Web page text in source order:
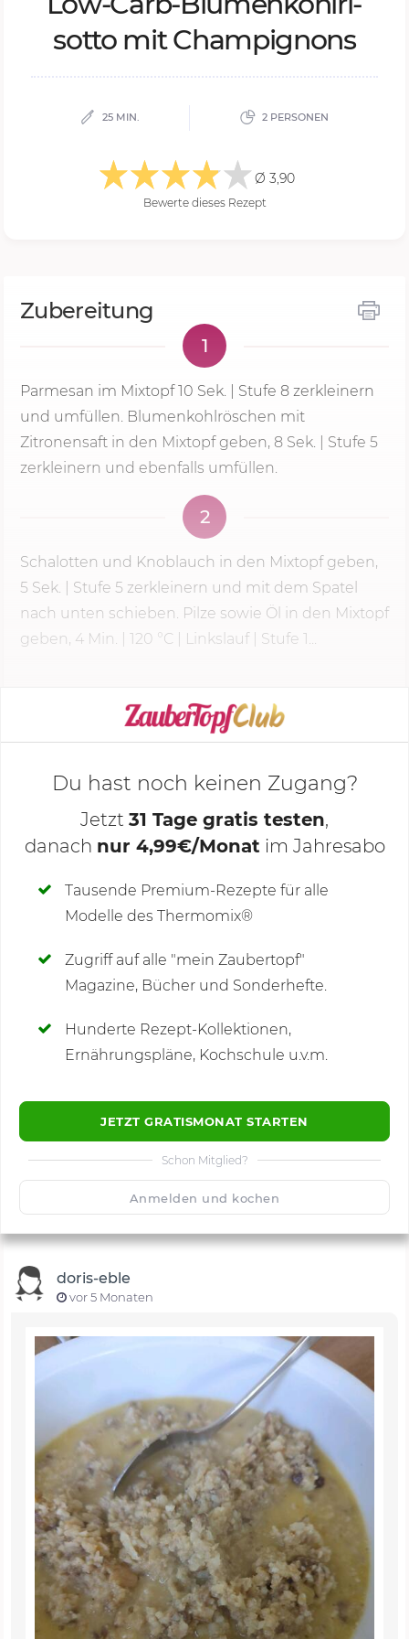
sot­to mit Cham­pi­gnons
25 MIN. 2 PERSONEN
Ø 3,90
Bewerte dieses Rezept
Zubereitung
1
Parmesan im Mixtopf10 Sek. Stufe 8 zerkleinern
und umfüllen. Blumenkohlröschen mit
Zitronensaft in den Mixtopf geben, 8 Sek. | Stufe 5
zerkleinern und ebenfalls umfüllen.
2
Schalotten und Knoblauch in den Mixtopf geben,
5 Sek.
Stufe 5 zerkleinern und mit dem Spatel
nach unten schieben. Pilze sowie Öl in den Mixtopf
geben, 4 Min. 120 °C | Linkslauf | Stufe 1...
KOCHMODUS STARTEN
Deine Notizen
Du hast noch keinen Zugang?
Jetzt 31 Tage gratis testen,
danach nur 4,99€/Monat im Jahresabo
Tausende Premium-Rezepte für alle
Modelle des Thermomix®
Zugriff auf alle "mein Zaubertopf"
Magazine, Bücher und Sonderhefte.
Hunderte Rezept-Kollektionen,
Ernährungspläne, Kochschule u.v.m.
JETZT GRATISMONAT STARTEN
Schon Mitglied?
Anmelden und kochen
Kommentare(4)
🙂 1500 Speichern
doris-eble
vor 5 Monaten